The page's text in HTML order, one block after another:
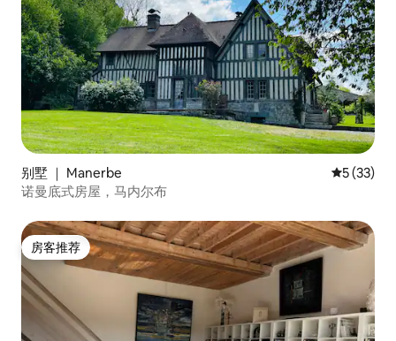
别墅 ｜ Manerbe 平均评分
5 (33)
诺曼底式房屋，马内尔布
房客推荐
房客推荐